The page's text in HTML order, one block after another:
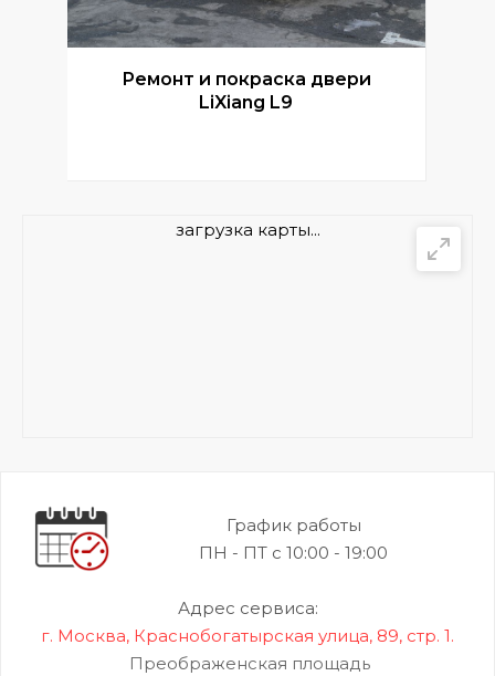
Ремонт и покраска двери
LiXiang L9
загрузка карты...
График работы
ПН - ПТ с 10:00 - 19:00
Адрес сервиса:
г. Москва, Краснобогатырская улица, 89, стр. 1.
Преображенская площадь